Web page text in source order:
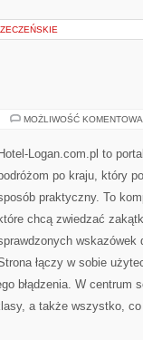
MOŻLIWOŚĆ
Hotel-Logan.com.pl to
po kraju, który
praktyczny. To
które chcą zwiedzać
wskazówek
łączy w sobie
błądzenia. W centrum
a także wszystko,